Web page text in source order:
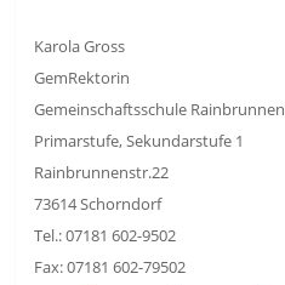
Karola Gross
GemRektorin
Gemeinschaftsschule Rainbrunnen
Primarstufe, Sekundarstufe 1
Rainbrunnenstr.22
73614 Schorndorf
Tel.: 07181 602-9502
Fax: 07181 602-79502